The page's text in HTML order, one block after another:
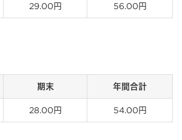
29.00円 56.00円
期末 年間合計
28.00円 54.00円